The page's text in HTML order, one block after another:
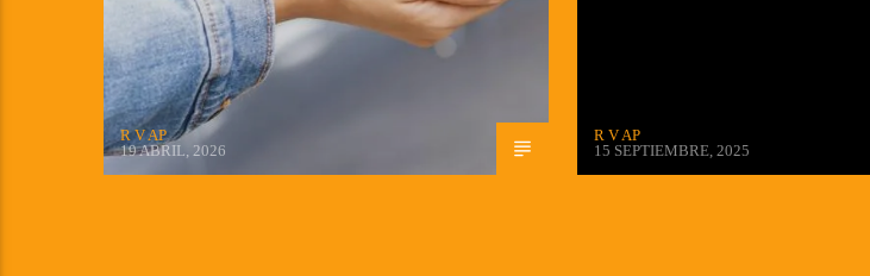
R V AP
19 ABRIL, 2026
R V AP
15 SEPTIEMBRE, 2025